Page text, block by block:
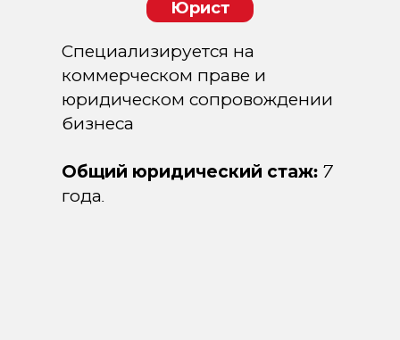
Специализируется на
коммерческом праве и
юридическом сопровождении
бизнеса
Общий юридический стаж: 7
года.
Юрист